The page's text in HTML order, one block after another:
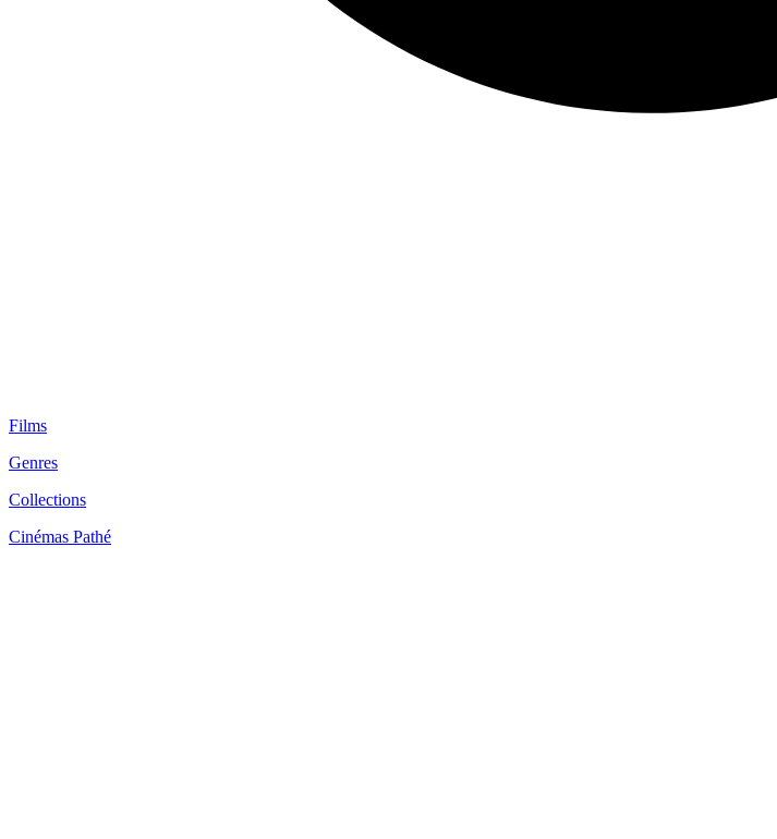
Films
Genres
Collections
Cinémas Pathé